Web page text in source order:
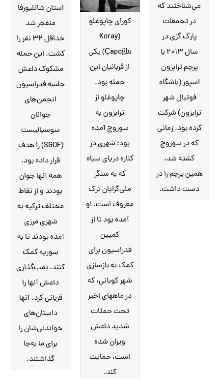
استان شانلیورفا
منفجر شد
حداقل ۳۲ نفر را
کشت. این حمله
مشکوک داعش
جلسه‌ فدراسیون
انجمن‌های
جوانان
سوسیالیست
(SGDF) را هدف
قرار داده بود.
همه آنها جوان
بودند و از نقاط
مختلف ترکیه به
شهری مرزی
آمده بودند تا به
سوریه کمک
کنند. بمب‌گذاری
داعش آنها را
قربانی کرد. آنها
داستان‌های
خواندنی‌شان را
برای ما به‌جا
گذاشتند.
کورای چاپوغلو
(Koray
Çapoğlu) یکی
از قربانیان این
حمله بود.
چاپوغلو از
ترابزون به
سوروچ آمده
بود؛ شهری در
کناره دریای سیاه
که به سنگر
ملی‌گرایان ترک
معروف است. او
آمده بود تا از
کمپین
فدراسیون برای
کمک به بازسازی
شهر کوبانی، که
در ماههای اخیر
تحت حملات
شدید داعش
ویران شده
است، حمایت
کند.
می‌شناختند که
در تجمعات
پارک گزی در
سال ۲۰۱۳ با
پرچم ترابزون‌
اسپور (باشگاه
فوتبال شهر
ترابزون) شرکت
کرده بود. زمانی
که در سوروچ
کشته شد،
همین پرچم را در
دست داشت.